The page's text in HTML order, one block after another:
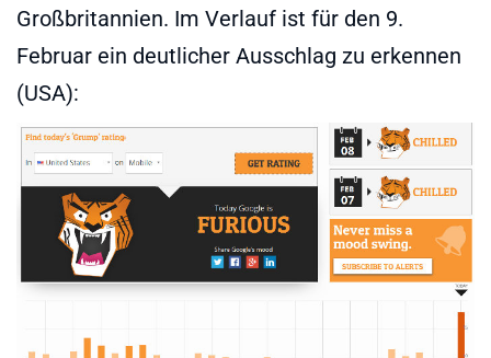
Großbritannien. Im Verlauf ist für den 9.
Februar ein deutlicher Ausschlag zu erkennen
(USA):